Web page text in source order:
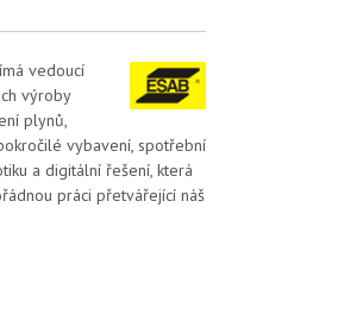
vedoucí
výroby
plynů,
vybavení, spotřební
a digitální řešení, která
práci přetvářející náš